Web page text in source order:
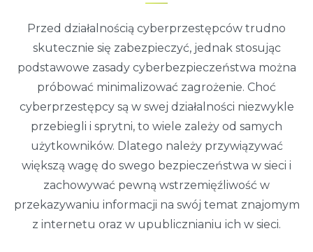
Przed działalnością cyberprzestępców trudno
skutecznie się zabezpieczyć, jednak stosując
podstawowe zasady cyberbezpieczeństwa można
próbować minimalizować zagrożenie. Choć
cyberprzestępcy są w swej działalności niezwykle
przebiegli i sprytni, to wiele zależy od samych
użytkowników. Dlatego należy przywiązywać
większą wagę do swego bezpieczeństwa w sieci i
zachowywać pewną wstrzemięźliwość w
przekazywaniu informacji na swój temat znajomym
z internetu oraz w upublicznianiu ich w sieci.